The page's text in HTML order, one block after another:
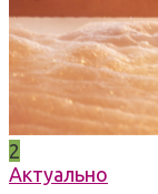
2
Актуально